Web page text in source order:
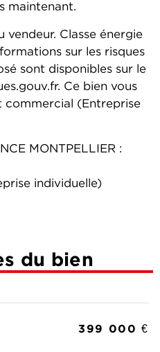
maintenant.
vendeur. Classe énergie
sur les risques
sont disponibles sur le
Ce bien vous
commercial (Entreprise
MONTPELLIER :
individuelle)
du bien
399 000 €